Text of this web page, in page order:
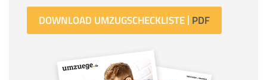
DOWNLOAD UMZUGSCHECKLISTE